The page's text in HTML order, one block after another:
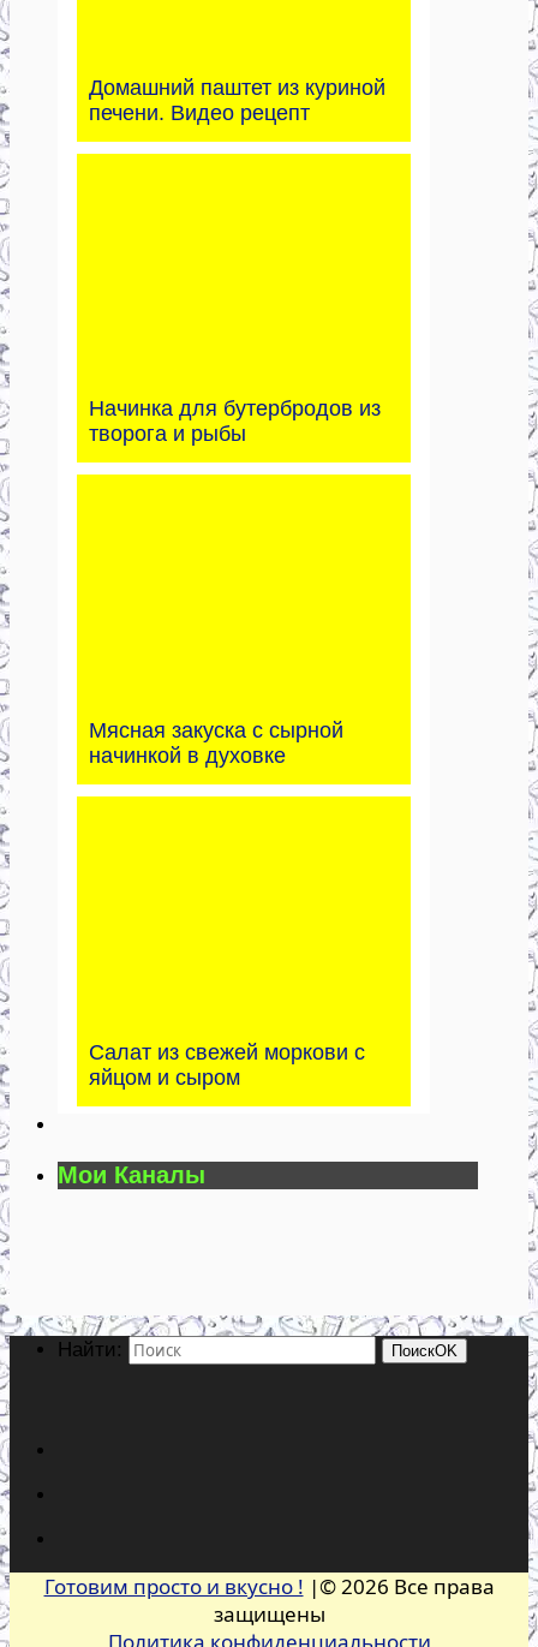
Домашний паштет из куриной
печени. Видео рецепт
Начинка для бутербродов из
творога и рыбы
Мясная закуска с сырной
начинкой в духовке
Салат из свежей моркови с
яйцом и сыром
Мои Каналы
Найти: ПоискOK
Готовим просто и вкусно ! |© 2026 Все права
защищены
Политика конфиденциальности